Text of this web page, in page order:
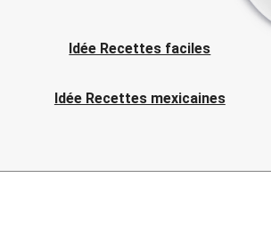
Idée Recettes faciles
Idée Recettes mexicaines